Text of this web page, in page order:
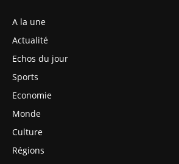
A la une
Actualité
Echos du jour
Sports
Economie
Monde
Culture
Régions